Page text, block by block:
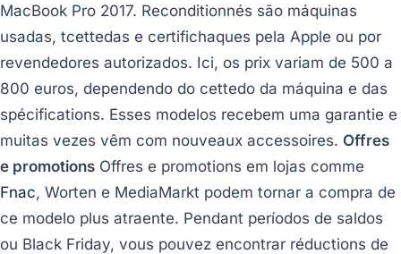
MacBook Pro 2017. Reconditionnés são máquinas
usadas, tcettedas e certifichaques pela Apple ou por
revendedores autorizados. Ici, os prix variam de 500 a
800 euros, dependendo do cettedo da máquina e das
spécifications. Esses modelos recebem uma garantie e
muitas vezes vêm com nouveaux accessoires. Offres
e promotions Offres e promotions em lojas comme
Fnac, Worten e MediaMarkt podem tornar a compra de
ce modelo plus atraente. Pendant períodos de saldos
ou Black Friday, vous pouvez encontrar réductions de